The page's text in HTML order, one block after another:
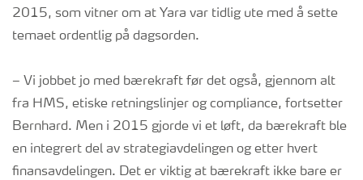
2015, som vitner om at Yara var tidlig ute med å sette
temaet ordentlig på dagsorden.
– Vi jobbet jo med bærekraft før det også, gjennom alt
fra HMS, etiske retningslinjer og compliance, fortsetter
Bernhard. Men i 2015 gjorde vi et løft, da bærekraft ble
en integrert del av strategiavdelingen og etter hvert
finansavdelingen. Det er viktig at bærekraft ikke bare er